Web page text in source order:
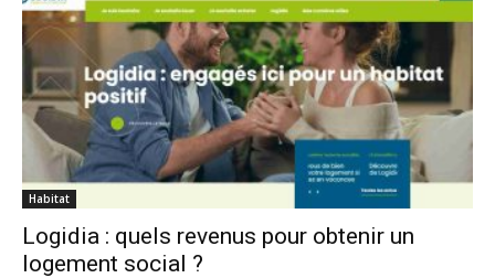
Habitat
Logidia : quels revenus pour obtenir un
logement social ?